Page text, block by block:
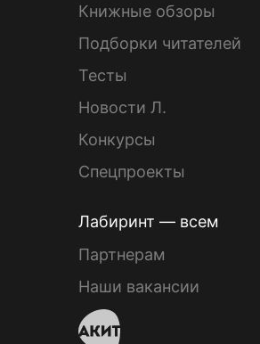
Книжные обзоры
Подборки читателей
Тесты
Новости Л.
Конкурсы
Спецпроекты
Лабиринт — всем
Партнерам
Наши вакансии